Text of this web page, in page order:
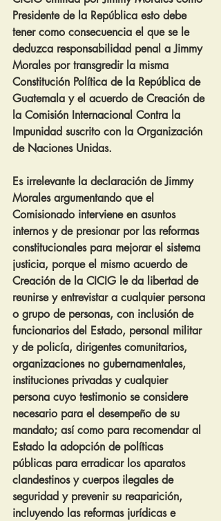
Presidente de la República esto debe
tener como consecuencia el que se le
deduzca responsabilidad penal a Jimmy
Morales por transgredir la misma
Constitución Política de la República de
Guatemala y el acuerdo de Creación de
la Comisión Internacional Contra la
Impunidad suscrito con la Organización
de Naciones Unidas.
Es irrelevante la declaración de Jimmy
Morales argumentando que el
Comisionado interviene en asuntos
internos y de presionar por las reformas
constitucionales para mejorar el sistema
justicia, porque el mismo acuerdo de
Creación de la CICIG le da libertad de
reunirse y entrevistar a cualquier persona
o grupo de personas, con inclusión de
funcionarios del Estado, personal militar
y de policía, dirigentes comunitarios,
organizaciones no gubernamentales,
instituciones privadas y cualquier
persona cuyo testimonio se considere
necesario para el desempeño de su
mandato; así como para recomendar al
Estado la adopción de políticas
públicas para erradicar los aparatos
clandestinos y cuerpos ilegales de
seguridad y prevenir su reaparición,
incluyendo las reformas jurídicas e